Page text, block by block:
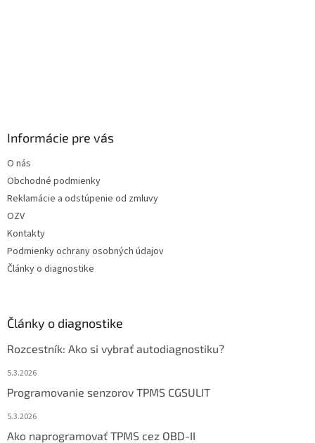
Informácie pre vás
O nás
Obchodné podmienky
Reklamácie a odstúpenie od zmluvy
OZV
Kontakty
Podmienky ochrany osobných údajov
Články o diagnostike
Články o diagnostike
Rozcestník: Ako si vybrať autodiagnostiku?
5.3.2026
Programovanie senzorov TPMS CGSULIT
5.3.2026
Ako naprogramovať TPMS cez OBD-II